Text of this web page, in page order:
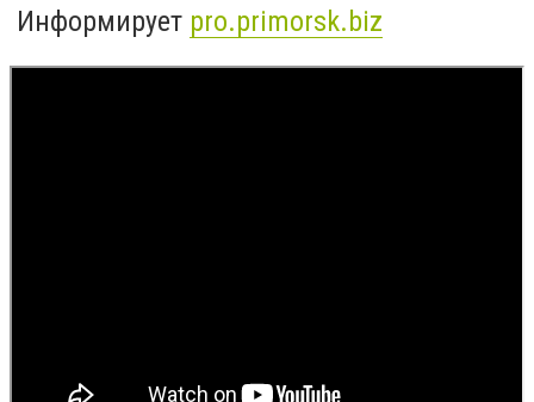
Информирует pro.primorsk.biz